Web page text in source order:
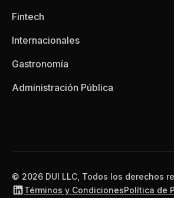
Fintech
Internacionales
Gastronomía
Administración Pública
© 2026 DUI LLC, Todos los derechos
Términos y CondicionesPolítica de